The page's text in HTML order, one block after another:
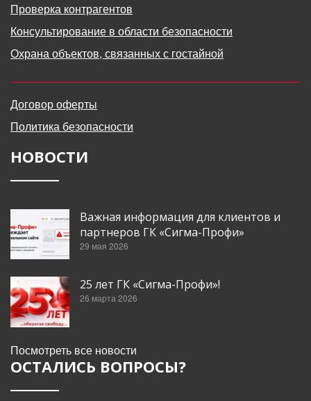
Проверка контрагентов
Консультирование в области безопасности
Охрана объектов, связанных с гостайной
Договор оферты
Политика безопасности
НОВОСТИ
Важная информация для клиентов и
партнеров ГК «Сигма-Профи»
29 мая 2026
25 лет ГК «Сигма-Профи»!
26 марта 2026
Посмотреть все новости
ОСТАЛИСЬ ВОПРОСЫ?